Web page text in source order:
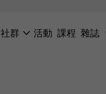
社群 活動 課程 雜誌